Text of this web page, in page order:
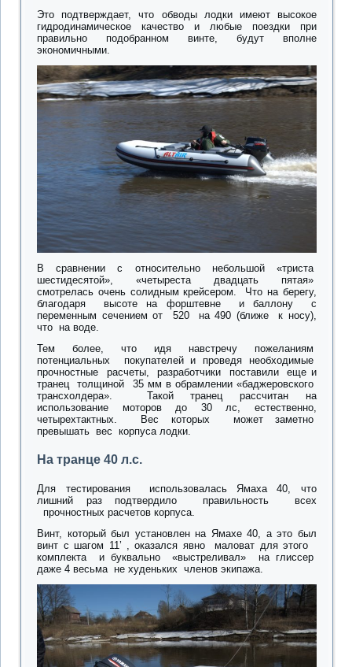
Это подтверждает, что обводы лодки имеют высокое
гидродинамическое качество и любые поездки при
правильно подобранном винте, будут вполне
экономичными.
В сравнении с относительно небольшой «триста
шестидесятой», «четыреста двадцать пятая»
смотрелась очень солидным крейсером. Что на берегу,
благодаря высоте на форштевне и баллону с
переменным сечением от 520 на 490 (ближе к носу),
что на воде.
Тем более, что идя навстречу пожеланиям
потенциальных покупателей и проведя необходимые
прочностные расчеты, разработчики поставили еще и
транец толщиной 35 мм в обрамлении «баджеровского
трансхолдера». Такой транец рассчитан на
использование моторов до 30 лс, естественно,
четырехтактных. Вес которых может заметно
превышать вес корпуса лодки.
На транце 40 л.с.
Для тестирования использовалась Ямаха 40, что
лишний раз подтвердило правильность всех
прочностных расчетов корпуса.
Винт, который был установлен на Ямахе 40, а это был
винт с шагом 11’ , оказался явно маловат для этого
комплекта и буквально «выстреливал» на глиссер
даже 4 весьма не худеньких членов экипажа.